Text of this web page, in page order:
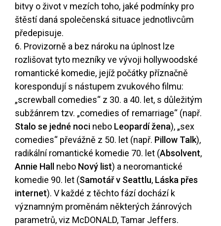
bitvy o život v mezích toho, jaké podmínky pro
štěstí daná společenská situace jednotlivcům
předepisuje.
6. Provizorně a bez nároku na úplnost lze
rozlišovat tyto mezníky ve vývoji hollywoodské
romantické komedie, jejíž počátky příznačně
korespondují s nástupem zvukového filmu:
„screwball comedies“ z 30. a 40. let, s důležitým
subžánrem tzv. „comedies of remarriage“ (např.
Stalo se jedné noci nebo Leopardí žena), „sex
comedies“ převážně z 50. let (např. Pillow Talk),
radikální romantické komedie 70. let (Absolvent,
Annie Hall
nebo Nový list) a neoromantické
komedie 90. let (Samotář v Seattlu, Láska přes
internet). V každé z těchto fází dochází k
významným proměnám některých žánrových
parametrů, viz McDONALD, Tamar Jeffers.